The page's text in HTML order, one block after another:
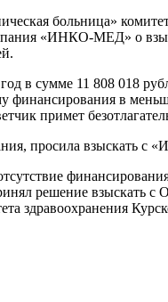
больница»
«ИНКО-МЕД» о
в сумме 11 808 018
в
примет
просила взыскать
отсутствие
решение
здравоохранения